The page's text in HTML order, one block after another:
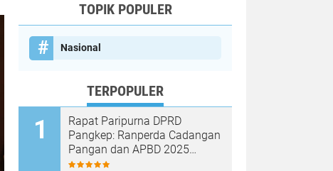
TOPIK POPULER
Nasional
TERPOPULER
Rapat Paripurna DPRD
Pangkep: Ranperda Cadangan
Pangan dan APBD 2025
Disetujui dengan Sejumlah